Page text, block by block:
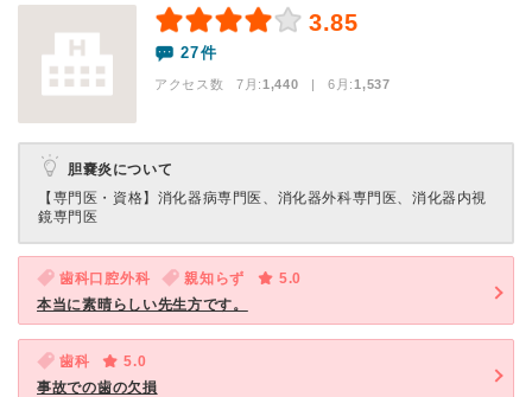
3.85
27件
アクセス数 7月:1,440 | 6月:1,537
胆嚢炎について
【専門医・資格】 消化器病専門医、消化器外科専門医、消化器内視
鏡専門医
歯科口腔外科 親知らず
5.0
本当に素晴らしい先生方です。
歯科
5.0
事故での歯の欠損